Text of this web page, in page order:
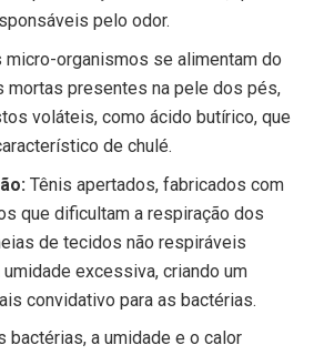
pelo odor.
organismos se alimentam do
mortas presentes na pele dos pés,
voláteis, como ácido butírico, que
de chulé.
Tênis apertados, fabricados com
que dificultam a respiração dos
de tecidos não respiráveis
excessiva, criando um
convidativo para as bactérias.
bactérias, a umidade e o calor